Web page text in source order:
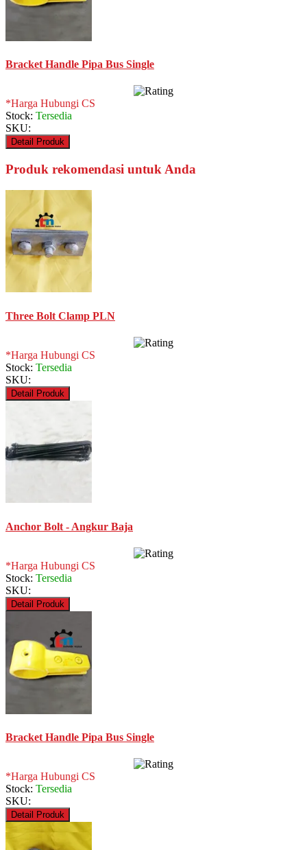
Bracket Handle Pipa Bus Single
*Harga Hubungi CS
Stock: Tersedia
SKU:
Detail Produk
Produk rekomendasi untuk Anda
Three Bolt Clamp PLN
*Harga Hubungi CS
Stock: Tersedia
SKU:
Detail Produk
Anchor Bolt - Angkur Baja
*Harga Hubungi CS
Stock: Tersedia
SKU:
Detail Produk
Bracket Handle Pipa Bus Single
*Harga Hubungi CS
Stock: Tersedia
SKU:
Detail Produk